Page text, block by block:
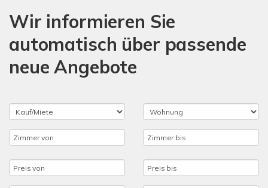
Wir informieren Sie
automatisch über passende
neue Angebote